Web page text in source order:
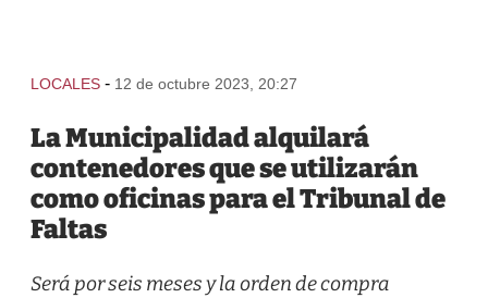
LOCALES - 12 de octubre 2023, 20:27
La Municipalidad alquilará
contenedores que se utilizarán
como oficinas para el Tribunal de
Faltas
Será por seis meses y la orden de compra